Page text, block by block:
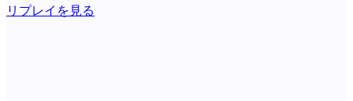
リプレイを見る